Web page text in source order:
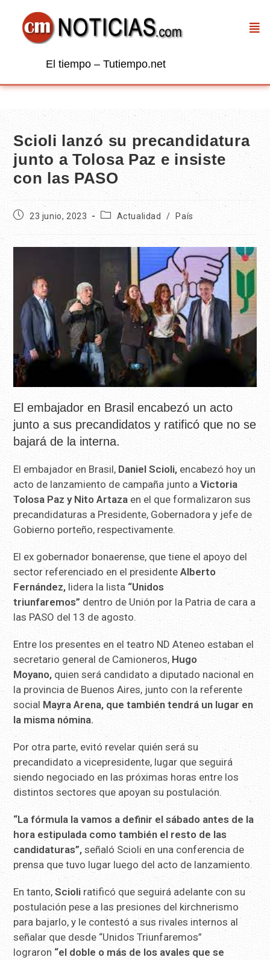
El tiempo – Tutiempo.net
Scioli lanzó su precandidatura
junto a Tolosa Paz e insiste
con las PASO
23 junio, 2023 Actualidad / País
El embajador en Brasil encabezó un acto
junto a sus precandidatos y ratificó que no se
bajará de la interna.
El embajador en Brasil, Daniel Scioli, encabezó hoy un
acto de lanzamiento de campaña junto aVictoria
Tolosa Paz y Nito Artaza en el que formalizaron sus
precandidaturas a Presidente, Gobernadora y jefe de
Gobierno porteño, respectivamente.
El ex gobernador bonaerense, que tiene el apoyo del
sector referenciado en el presidenteAlberto
Fernández, lidera la lista “Unidos
triunfaremos” dentro de Unión por la Patria de cara a
las PASO del 13 de agosto.
Entre los presentes en el teatro ND Ateneo estaban el
secretario general de Camioneros, Hugo
Moyano, quien será candidato a diputado nacional en
la provincia de Buenos Aires, junto con la referente
social Mayra Arena, que también tendrá un lugar en
la misma nómina.
Por otra parte, evitó revelar quién será su
precandidato a vicepresidente, lugar que seguirá
siendo negociado en las próximas horas entre los
distintos sectores que apoyan su postulación.
“La fórmula la vamos a definir el sábado antes de la
hora estipulada como también el resto de las
candidaturas”, señaló Scioli en una conferencia de
prensa que tuvo lugar luego del acto de lanzamiento.
En tanto,Scioli ratificó que seguirá adelante con su
postulación pese a las presiones del kirchnerismo
para bajarlo, y le contestó a sus rivales internos al
señalar que desde “Unidos Triunfaremos”
lograron “el doble o más de los avales que se